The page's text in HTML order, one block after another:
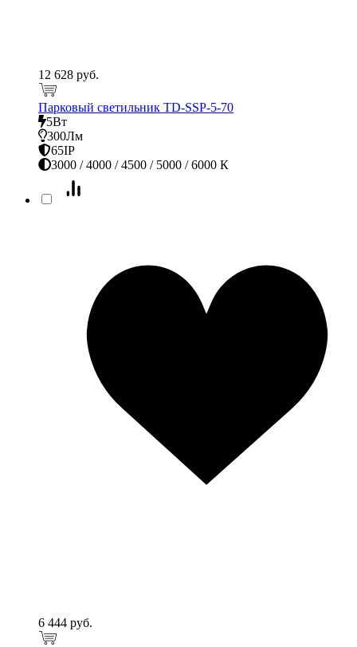
12 628 руб.
Парковый светильник TD-SSP-5-70
5Вт
300Лм
65IP
3000 / 4000 / 4500 / 5000 / 6000 К
6 444 руб.